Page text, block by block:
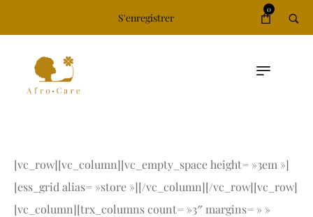
S'enregistrer
0
[vc_row][vc_column][vc_empty_space height= »3em »]
[ess_grid alias= »store »][/vc_column][/vc_row][vc_row]
[vc_column][trx_columns count= »3″ margins= » »